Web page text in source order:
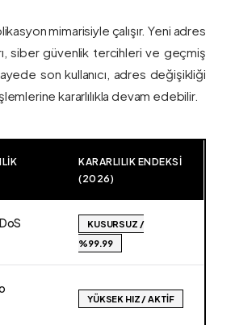
mimarisiyle çalışır. Yeni adres
siber güvenlik tercihleri ve geçmiş
son kullanıcı, adres değişikliği
kararlılıkla devam edebilir.
KARARLILIK ENDEKSI
(2026)
KUSURSUZ /
%99.99
YÜKSEK HIZ / AKTIF